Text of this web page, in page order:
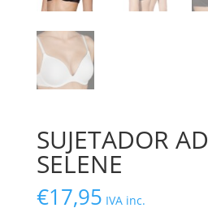
SUJETADOR
SELENE
€17,95 IVA inc.